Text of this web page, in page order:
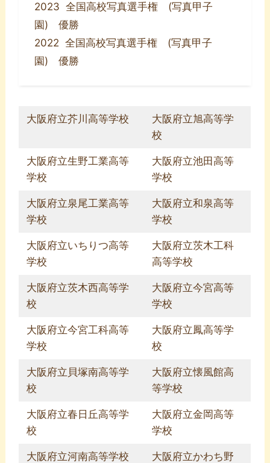
2023 全国高校写真選手権 (写真甲子
園) 優勝
2022 全国高校写真選手権 (写真甲子
園) 優勝
大阪府立芥川高等学校
大阪府立旭高等学
校
大阪府立生野工業高等
学校
大阪府立池田高等
学校
大阪府立泉尾工業高等
学校
大阪府立和泉高等
学校
大阪府立いちりつ高等
学校
大阪府立茨木工科
高等学校
大阪府立茨木西高等学
校
大阪府立今宮高等
学校
大阪府立今宮工科高等
学校
大阪府立鳳高等学
校
大阪府立貝塚南高等学
校
大阪府立懐風館高
等学校
大阪府立春日丘高等学
校
大阪府立金岡高等
学校
大阪府立河南高等学校
大阪府立かわち野